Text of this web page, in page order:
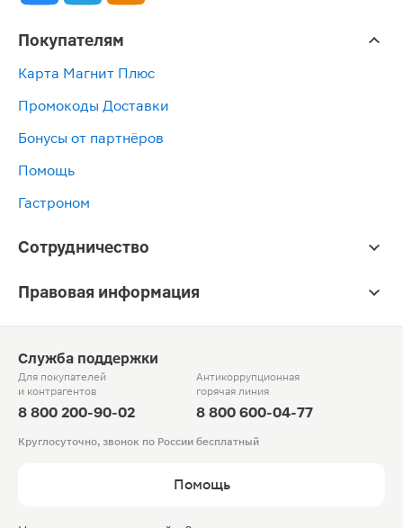
Покупателям
Карта Магнит Плюс
Промокоды Доставки
Бонусы от партнёров
Помощь
Гастроном
Сотрудничество
Правовая информация
Служба поддержки
Для покупателей
и контрагентов
8 800 200-90-02
Антикоррупционная
горячая линия
8 800 600-04-77
Круглосуточно, звонок по России бесплатный
Помощь